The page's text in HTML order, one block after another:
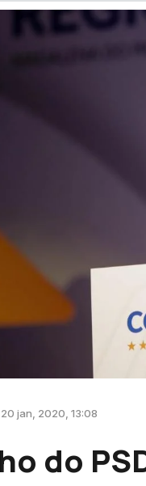
20 jan, 2020, 13:08
do